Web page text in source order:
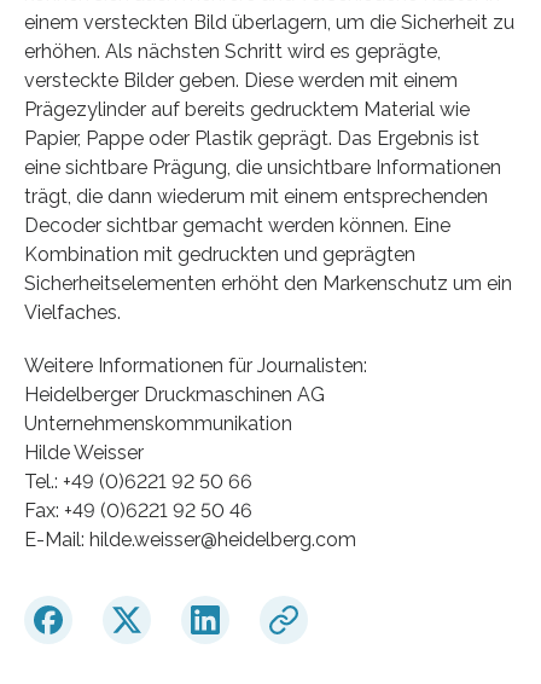
einem versteckten Bild überlagern, um die Sicherheit zu
erhöhen. Als nächsten Schritt wird es geprägte,
versteckte Bilder geben. Diese werden mit einem
Prägezylinder auf bereits gedrucktem Material wie
Papier, Pappe oder Plastik geprägt. Das Ergebnis ist
eine sichtbare Prägung, die unsichtbare Informationen
trägt, die dann wiederum mit einem entsprechenden
Decoder sichtbar gemacht werden können. Eine
Kombination mit gedruckten und geprägten
Sicherheitselementen erhöht den Markenschutz um ein
Vielfaches.
Weitere Informationen für Journalisten:
Heidelberger Druckmaschinen AG
Unternehmenskommunikation
Hilde Weisser
Tel.: +49 (0)6221 92 50 66
Fax: +49 (0)6221 92 50 46
E-Mail: hilde.weisser@heidelberg.com